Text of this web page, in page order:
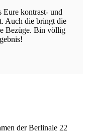
Eure kontrast- und
Auch die bringt die
Bezüge. Bin völlig
der Berlinale 22